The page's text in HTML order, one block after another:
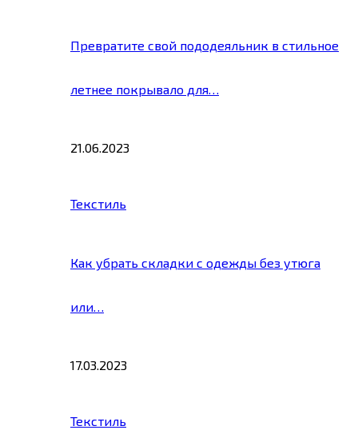
Превратите свой пододеяльник в стильное
летнее покрывало для…
21.06.2023
Текстиль
Как убрать складки с одежды без утюга
или…
17.03.2023
Текстиль